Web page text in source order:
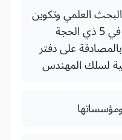
العلمي وتكوين
الأطر رقم 2088.14 صادر في 5 ذي الحجة
(30سبتمبر 2014) بالمصادقة على دفتر
لسلك المهندس